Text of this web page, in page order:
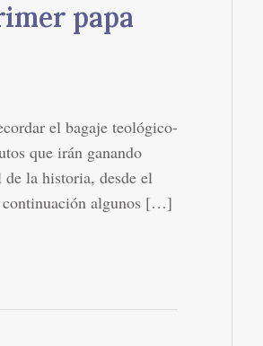
papa
el bagaje teológico-
que irán ganando
la historia, desde el
continuación algunos […]